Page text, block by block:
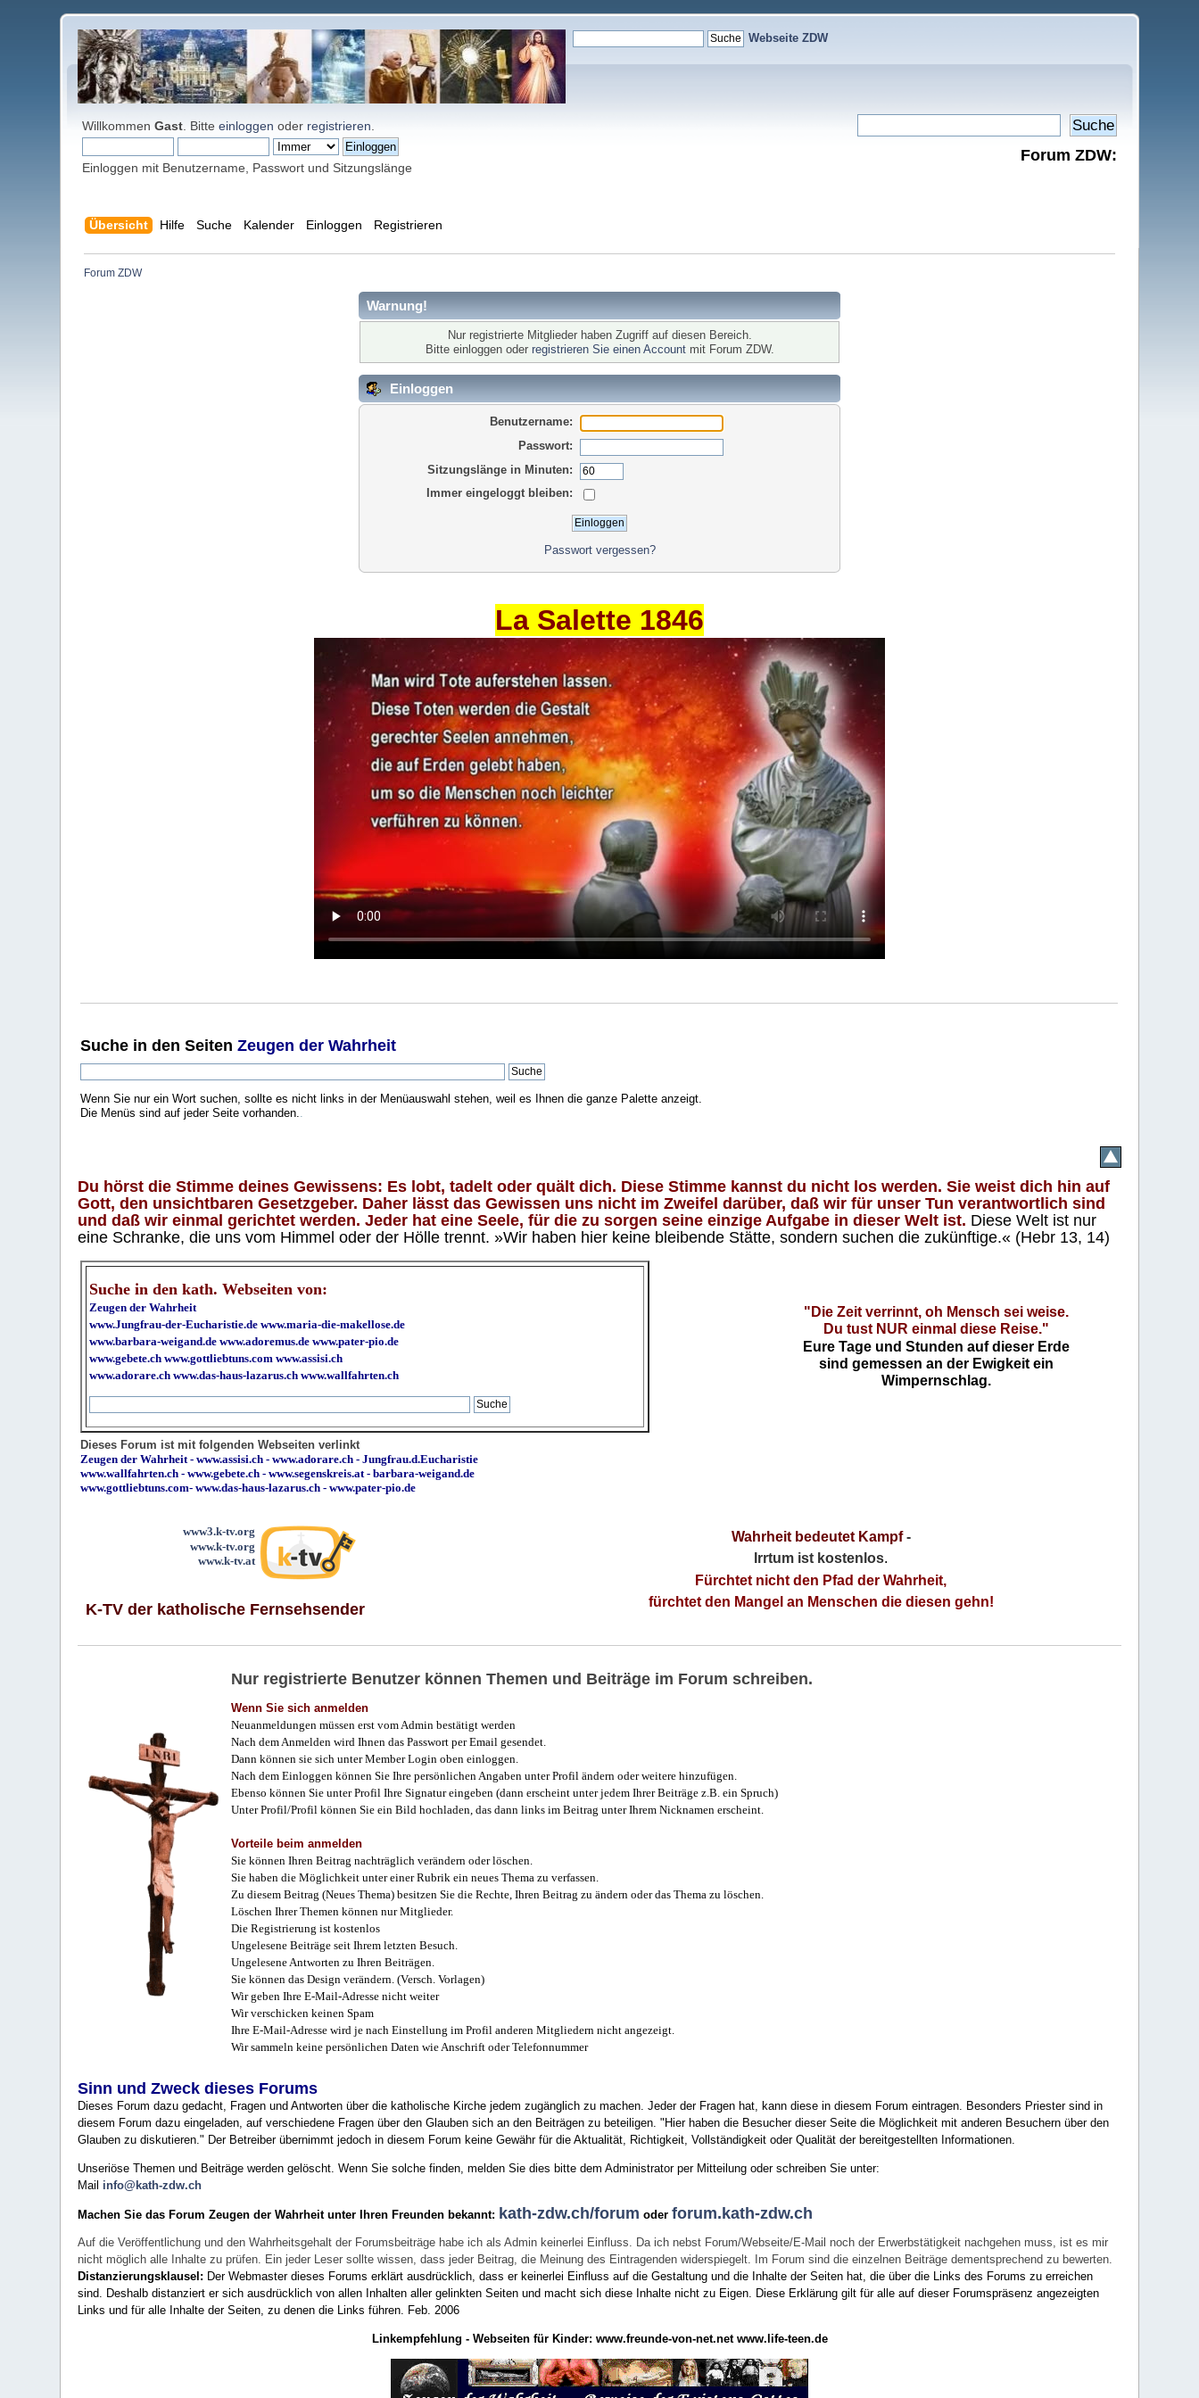
Webseite ZDW
WillkommenGast . Bitteeinloggen oder registrieren
Einloggen mit Benutzername, Passwort und Sitzungslänge
Forum ZDW:
Übersicht Hilfe Suche Kalender Einloggen Registrieren
Forum ZDW
Warnung!
Nur registrierte Mitglieder haben Zugriff auf diesen Bereich.
Bitte einloggen oder registrieren Sie einen Accountmit Forum ZDW.
Einloggen
Benutzername:
Passwort:
Sitzungslänge in Minuten:
Immer eingeloggt bleiben:
Passwort vergessen?
La Salette 1846
Suche in den SeitenZeugen der Wahrheit
Wenn Sie nur ein Wort suchen, sollte es nicht links in der Menüauswahl stehen, weil es Ihnen die ganze Palette anzeigt.
Die Menüs sind auf jeder Seite vorhanden..
Du hörst die Stimme deines Gewissens: Es lobt, tadelt oder quält dich. Diese Stimme kannst du nicht los werden. Sie weist dich hin auf
Gott, den unsichtbaren Gesetzgeber. Daher lässt das Gewissen uns nicht im Zweifel darüber, daß wir für unser Tun verantwortlich sind
und daß wir einmal gerichtet werden. Jeder hat eine Seele, für die zu sorgen seine einzige Aufgabe in dieser Welt ist. Diese Welt ist nur
eine Schranke, die uns vom Himmel oder der Hölle trennt. »Wir haben hier keine bleibende Stätte, sondern suchen die zukünftige.« (Hebr 13, 14)
Suche in den kath. Webseiten von:
Zeugen der Wahrheit
www.Jungfrau-der-Eucharistie.de www.maria-die-makellose.de
www.barbara-weigand.de www.adoremus.de www.pater-pio.de
www.gebete.ch www.gottliebtuns.com www.assisi.ch
www.adorare.ch www.das-haus-lazarus.ch www.wallfahrten.ch
"Die Zeit verrinnt, oh Mensch sei weise.
Du tust NUR einmal diese Reise."
Eure Tage und Stunden auf dieser Erde
sind gemessen an der Ewigkeit ein
Wimpernschlag.
Dieses Forum ist mit folgenden Webseiten verlinkt
Zeugen der Wahrheit-www.assisi.ch -www.adorare.ch -Jungfrau.d.Eucharistie
www.wallfahrten.ch -www.gebete.ch -www.segenskreis.at-barbara-weigand.de
www.gottliebtuns.com-www.das-haus-lazarus.ch - www.pater-pio.de
www3.k-tv.org
www.k-tv.org
www.k-tv.at
K-TV der katholische Fernsehsender
Wahrheit bedeutet Kampf-
Irrtum ist kostenlos.
Fürchtet nicht den Pfad der Wahrheit,
fürchtet den Mangel an Menschen die diesen gehn!
Nur registrierte Benutzer können Themen und Beiträge im Forum schreiben.
Wenn Sie sich anmelden
Neuanmeldungen müssen erst vom Admin bestätigt werden
Nach dem Anmelden wird Ihnen das Passwort per Email gesendet.
Dann können sie sich unter Member Login oben einloggen.
Nach dem Einloggen können Sie Ihre persönlichen Angaben unter Profil ändern oder weitere hinzufügen.
Ebenso können Sie unter Profil Ihre Signatur eingeben (dann erscheint unter jedem Ihrer Beiträge z.B. ein Spruch)
Unter Profil/Profil können Sie ein Bild hochladen, das dann links im Beitrag unter Ihrem Nicknamen erscheint.
Vorteile beim anmelden
Sie können Ihren Beitrag nachträglich verändern oder löschen.
Sie haben die Möglichkeit unter einer Rubrik ein neues Thema zu verfassen.
Zu diesem Beitrag (Neues Thema) besitzen Sie die Rechte, Ihren Beitrag zu ändern oder das Thema zu löschen.
Löschen Ihrer Themen können nur Mitglieder.
Die Registrierung ist kostenlos
Ungelesene Beiträge seit Ihrem letzten Besuch.
Ungelesene Antworten zu Ihren Beiträgen.
Sie können das Design verändern. (Versch. Vorlagen)
Wir geben Ihre E-Mail-Adresse nicht weiter
Wir verschicken keinen Spam
Ihre E-Mail-Adresse wird je nach Einstellung im Profil anderen Mitgliedern nicht angezeigt.
Wir sammeln keine persönlichen Daten wie Anschrift oder Telefonnummer
Sinn und Zweck dieses Forums
Dieses Forum dazu gedacht, Fragen und Antworten über die katholische Kirche jedem zugänglich zu machen. Jeder der Fragen hat, kann diese in diesem Forum eintragen. Besonders Priester sind in
diesem Forum dazu eingeladen, auf verschiedene Fragen über den Glauben sich an den Beiträgen zu beteiligen. "Hier haben die Besucher dieser Seite die Möglichkeit mit anderen Besuchern über den
Glauben zu diskutieren." Der Betreiber übernimmt jedoch in diesem Forum keine Gewähr für die Aktualität, Richtigkeit, Vollständigkeit oder Qualität der bereitgestellten Informationen.
Unseriöse Themen und Beiträge werden gelöscht. Wenn Sie solche finden, melden Sie dies bitte dem Administrator per Mitteilung oder schreiben Sie unter:
Mail info@kath-zdw.ch
Machen Sie das Forum Zeugen der Wahrheit unter Ihren Freunden bekannt: kath-zdw.ch/forum oderforum.kath-zdw.ch
Auf die Veröffentlichung und den Wahrheitsgehalt der Forumsbeiträge habe ich als Admin keinerlei Einfluss. Da ich nebst Forum/Webseite/E-Mail noch der Erwerbstätigkeit nachgehen muss, ist es mir
nicht möglich alle Inhalte zu prüfen. Ein jeder Leser sollte wissen, dass jeder Beitrag, die Meinung des Eintragenden widerspiegelt. Im Forum sind die einzelnen Beiträge dementsprechend zu bewerten.
Distanzierungsklausel: Der Webmaster dieses Forums erklärt ausdrücklich, dass er keinerlei Einfluss auf die Gestaltung und die Inhalte der Seiten hat, die über die Links des Forums zu erreichen
sind. Deshalb distanziert er sich ausdrücklich von allen Inhalten aller gelinkten Seiten und macht sich diese Inhalte nicht zu Eigen. Diese Erklärung gilt für alle auf dieser Forumspräsenz angezeigten
Links und für alle Inhalte der Seiten, zu denen die Links führen. Feb. 2006
Linkempfehlung - Webseiten für Kinder: www.freunde-von-net.net www.life-teen.de